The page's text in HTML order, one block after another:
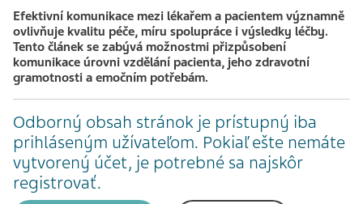
Efektivní komunikace mezi lékařem a pacientem významně
ovlivňuje kvalitu péče, míru spolupráce i výsledky léčby.
Tento článek se zabývá možnostmi přizpůsobení
komunikace úrovni vzdělání pacienta, jeho zdravotní
gramotnosti a emočním potřebám.
Odborný obsah stránok je prístupný iba
prihláseným užívateľom. Pokiaľ ešte nemáte
vytvorený účet, je potrebné sa najskôr
registrovať.